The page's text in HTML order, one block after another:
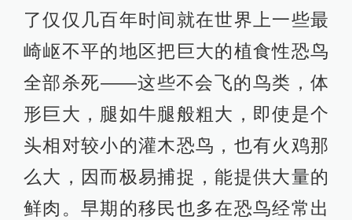
寿命很短，平均寿命大概只有30岁，
很少有人能活到40岁，活到50岁就更
是罕见了。由于普遍的营养不良，他
们到了20多岁时就可能遭受各种病痛
的折磨，如关节炎之类的，牙齿也会
松动脱落。因此，40多岁的人看上去
很可能就已是满面风霜了。